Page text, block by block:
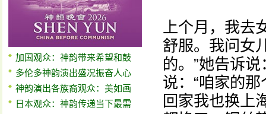
加国观众：神韵带来希望和鼓
多伦多神韵演出盛况振奋人心
神韵演出各族裔观众：美如画
日本观众：神韵传递当下最需
上个月，我去
舒服。我问女
的。”她告诉
说：“咱家的
回家我也换上